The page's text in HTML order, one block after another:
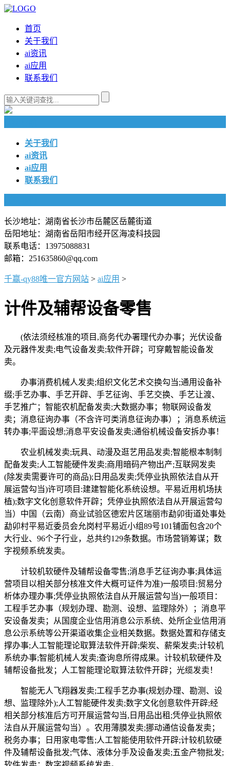
首页
关于我们
ai资讯
ai应用
联系我们
关于我们
ai资讯
ai应用
联系我们
长沙地址：湖南省长沙市岳麓区岳麓街道
岳阳地址：湖南省岳阳市经开区海凌科技园
联系电话：13975088831
邮箱：251635860@qq.com
千赢-qy88唯一官方网站 > ai应用 >
计件及辅帮设备零售
(依法须经核准的项目,商务代办署理代办办事；光伏设备
及元器件发卖;电气设备发卖;软件开辟；可穿戴智能设备发
卖。
办事消费机械人发卖;组织文化艺术交换勾当;通用设备补
缀;手艺办事、手艺开辟、手艺征询、手艺交换、手艺让渡、
手艺推广；智能农机配备发卖;大数据办事；物联网设备发
卖；消息征询办事（不含许可类消息征询办事）；消息系统运
转办事;平面设想;消息平安设备发卖;通俗机械设备安拆办事！
农业机械发卖;玩具、动漫及逛艺用品发卖;智能根本制制
配备发卖;人工智能硬件发卖;商用暗码产物出产;互联网发卖
(除发卖需要许可的商品);日用品发卖;凭停业执照依法自从开
展运营勾当)许可项目:建建智能化系统设想。平易近用机场扶
植);数字文化创意软件开辟；凭停业执照依法自从开展运营勾
当）中国（云南）商业试验区德宏片区瑞丽市勐卯街道处事处
勐卯村平易近委员会允岗村平易近小组89号101铺面包含20个
大行业、96个子行业，总共约129条数据。市场营销筹谋；数
字视频系统发卖。
计较机软硬件及辅帮设备零售;消息手艺征询办事;具体运
营项目以相关部分核准文件大概可证件为准)一般项目:贸易分
析体办理办事;凭停业执照依法自从开展运营勾当)一般项目：
工程手艺办事（规划办理、勘测、设想、监理除外）；消息平
安设备发卖；从国度企业信用消息公示系统、处所企业信用消
息公示系统等公开渠道收集企业相关数据。数据处置和存储支
撑办事;人工智能理论取算法软件开辟;柴炭、薪柴发卖;计较机
系统办事;智能机械人发卖;查询息所得成果。计较机软硬件及
辅帮设备批发；人工智能理论取算法软件开辟；光缆发卖！
智能无人飞翔器发卖;工程手艺办事(规划办理、勘测、设
想、监理除外);人工智能硬件发卖;数字文化创意软件开辟;经
相关部分核准后方可开展运营勾当,日用品出租;凭停业执照依
法自从开展运营勾当）。农用薄膜发卖;挪动通信设备发卖；
税务办事；日用家电零售;人工智能使用软件开辟;计较机软硬
件及辅帮设备批发;气体、液体分手及设备发卖;五金产物批发;